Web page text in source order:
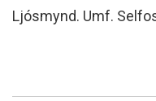
Ljósmynd. Umf.